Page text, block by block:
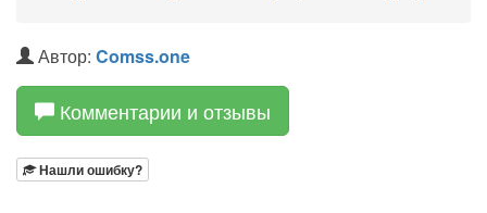
Автор: Comss.one
Комментарии и отзывы
Нашли ошибку?